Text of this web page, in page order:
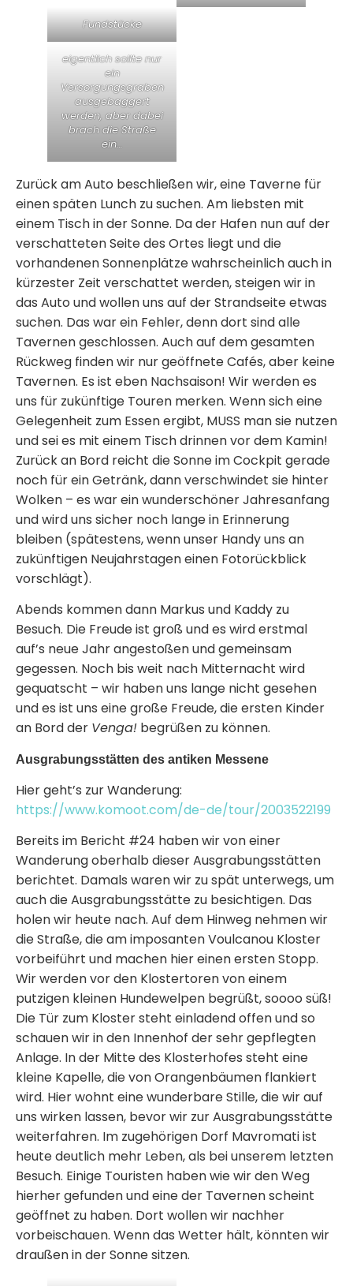
Fundstücke
eigentlich sollte nur
ein
Versorgungsgraben
ausgebaggert
werden, aber dabei
brach die Straße
ein…
Zurück am Auto beschließen wir, eine Taverne für
einen späten Lunch zu suchen. Am liebsten mit
einem Tisch in der Sonne. Da der Hafen nun auf der
verschatteten Seite des Ortes liegt und die
vorhandenen Sonnenplätze wahrscheinlich auch in
kürzester Zeit verschattet werden, steigen wir in
das Auto und wollen uns auf der Strandseite etwas
suchen. Das war ein Fehler, denn dort sind alle
Tavernen geschlossen. Auch auf dem gesamten
Rückweg finden wir nur geöffnete Cafés, aber keine
Tavernen. Es ist eben Nachsaison! Wir werden es
uns für zukünftige Touren merken. Wenn sich eine
Gelegenheit zum Essen ergibt, MUSS man sie nutzen
und sei es mit einem Tisch drinnen vor dem Kamin!
Zurück an Bord reicht die Sonne im Cockpit gerade
noch für ein Getränk, dann verschwindet sie hinter
Wolken – es war ein wunderschöner Jahresanfang
und wird uns sicher noch lange in Erinnerung
bleiben (spätestens, wenn unser Handy uns an
zukünftigen Neujahrstagen einen Fotorückblick
vorschlägt).
Abends kommen dann Markus und Kaddy zu
Besuch. Die Freude ist groß und es wird erstmal
auf’s neue Jahr angestoßen und gemeinsam
gegessen. Noch bis weit nach Mitternacht wird
gequatscht – wir haben uns lange nicht gesehen
und es ist uns eine große Freude, die ersten Kinder
an Bord der Venga! begrüßen zu können.
Ausgrabungsstätten des antiken Messene
Hier geht’s zur Wanderung:
https://www.komoot.com/de-de/tour/2003522199
Bereits im Bericht #24 haben wir von einer
Wanderung oberhalb dieser Ausgrabungsstätten
berichtet. Damals waren wir zu spät unterwegs, um
auch die Ausgrabungsstätte zu besichtigen. Das
holen wir heute nach. Auf dem Hinweg nehmen wir
die Straße, die am imposanten Voulcanou Kloster
vorbeiführt und machen hier einen ersten Stopp.
Wir werden vor den Klostertoren von einem
putzigen kleinen Hundewelpen begrüßt, soooo süß!
Die Tür zum Kloster steht einladend offen und so
schauen wir in den Innenhof der sehr gepflegten
Anlage. In der Mitte des Klosterhofes steht eine
kleine Kapelle, die von Orangenbäumen flankiert
wird. Hier wohnt eine wunderbare Stille, die wir auf
uns wirken lassen, bevor wir zur Ausgrabungsstätte
weiterfahren. Im zugehörigen Dorf Mavromati ist
heute deutlich mehr Leben, als bei unserem letzten
Besuch. Einige Touristen haben wie wir den Weg
hierher gefunden und eine der Tavernen scheint
geöffnet zu haben. Dort wollen wir nachher
vorbeischauen. Wenn das Wetter hält, könnten wir
draußen in der Sonne sitzen.